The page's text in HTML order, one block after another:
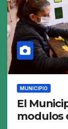
MUNICIPIO
El
modulos